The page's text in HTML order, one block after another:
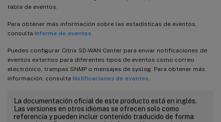
tabla de eventos.
Para obtener más información sobre las estadísticas de eventos,
consulta Informe de eventos.
Puedes configurar Citrix SD-WAN Center para enviar notificaciones de
eventos externos para diferentes tipos de eventos como correo
electrónico, trampas SNMP o mensajes de syslog. Para obtener más
información, consulta Notificaciones de eventos.
La documentación oficial de este producto está en inglés.
Las versiones en otros idiomas se ofrecen solo como
referencia y pueden incluir contenido traducido de forma